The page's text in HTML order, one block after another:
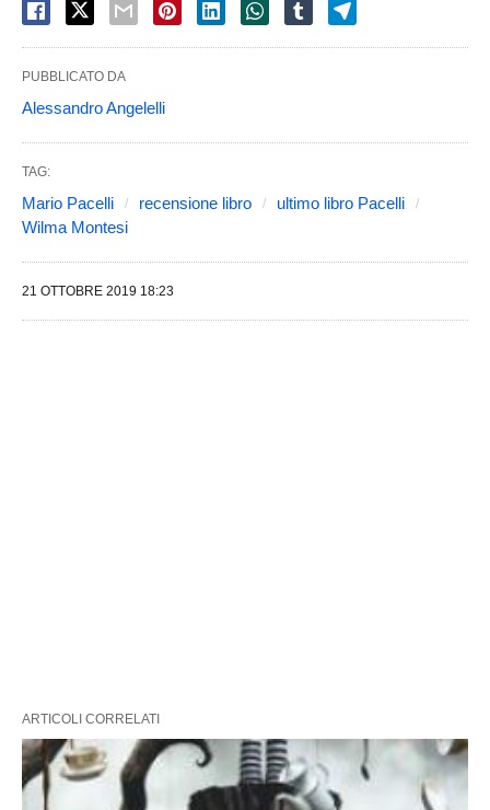
PUBBLICATO DA
Alessandro Angelelli
TAG:
Mario Pacelli recensione libro
ultimo libro Pacelli
Wilma Montesi
21 OTTOBRE 2019 18:23
ARTICOLI CORRELATI